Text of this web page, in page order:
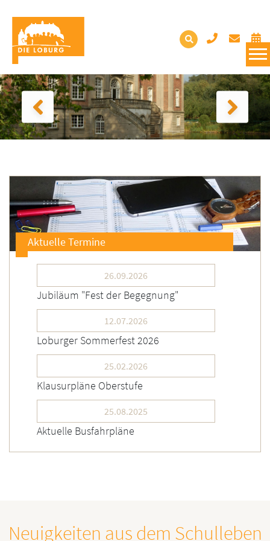
Aktuelle Termine
26.09.2026
Jubiläum "Fest der Begegnung"
12.07.2026
Loburger Sommerfest 2026
25.02.2026
Klausurpläne Oberstufe
25.08.2025
Aktuelle Busfahrpläne
Neuigkeiten aus dem Schulleben